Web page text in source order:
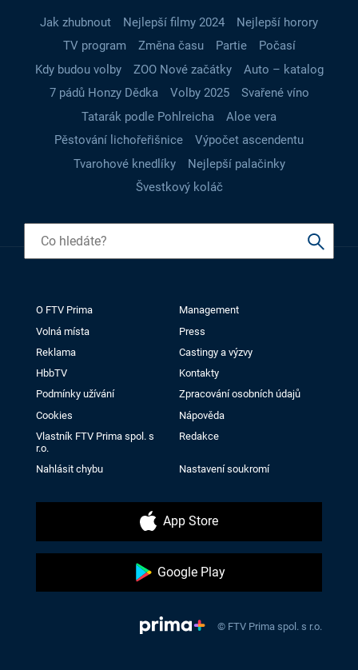
Jak zhubnout Nejlepší filmy 2024
Nejlepší horory
TV program
Změna času Partie
Počasí
Kdy budou volby
ZOO Nové začátky
Auto – katalog
7 pádů Honzy Dědka
Volby 2025
Svařené víno
Tatarák podle Pohlreicha
Aloe vera
Pěstování lichořeřišnice
Výpočet ascendentu
Tvarohové knedlíky
Nejlepší palačinky
Švestkový koláč
O FTV Prima
Management
Volná místa
Press
Reklama
Castingy a výzvy
HbbTV
Kontakty
Podmínky užívání
Zpracování osobních údajů
Cookies
Nápověda
Vlastník FTV Prima spol. s
r.o.
Redakce
Nahlásit chybu Nastavení soukromí
App Store
Google Play
© FTV Prima spol. s r.o.